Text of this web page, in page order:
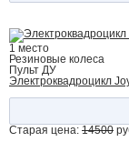
1 место
Резиновые колеса
Пульт ДУ
Электроквадроцикл
Старая цена: 14500